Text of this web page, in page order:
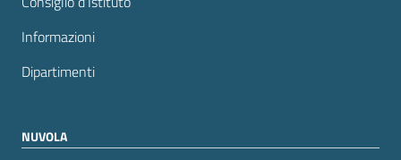
Informazioni
Dipartimenti
NUVOLA